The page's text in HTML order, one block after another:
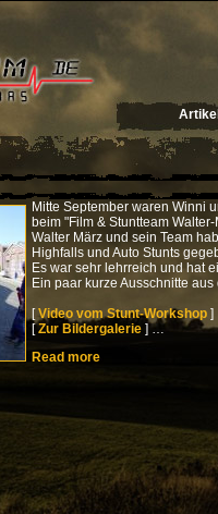
Artikel
Mitte September waren Winni
beim "Film & Stuntteam Walter-
Walter März und sein Team
Highfalls und Auto Stunts
Es war sehr lehrreich und hat
Ein paar kurze Ausschnitte
[Video vom Stunt-Workshop ]
[Zur Bildergalerie ] …
Read more